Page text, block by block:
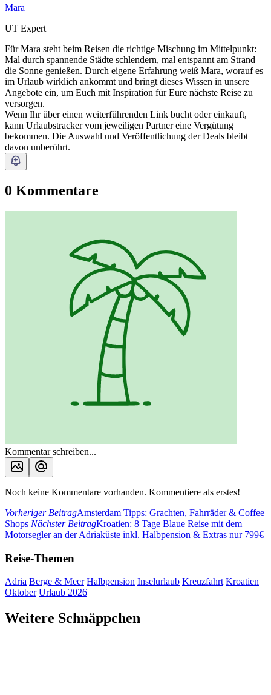
Mara
UT Expert
Für Mara steht beim Reisen die richtige Mischung im Mittelpunkt:
Mal durch spannende Städte schlendern, mal entspannt am Strand
die Sonne genießen. Durch eigene Erfahrung weiß Mara, worauf es
im Urlaub wirklich ankommt und bringt dieses Wissen in unsere
Angebote ein, um Euch mit Inspiration für Eure nächste Reise zu
versorgen.
Wenn Ihr über einen weiterführenden Link bucht oder einkauft,
kann Urlaubstracker vom jeweiligen Partner eine Vergütung
bekommen. Die Auswahl und Veröffentlichung der Deals bleibt
davon unberührt.
0 Kommentare
Kommentar schreiben...
Noch keine Kommentare vorhanden. Kommentiere als erstes!
Vorheriger BeitragAmsterdam Tipps: Grachten, Fahrräder & Coffee
Shops Nächster BeitragKroatien: 8 Tage Blaue Reise mit dem
Motorsegler an der Adriaküste inkl. Halbpension & Extras nur 799€
Reise-Themen
Adria Berge & Meer Halbpension Inselurlaub Kreuzfahrt Kroatien
Oktober Urlaub 2026
Weitere Schnäppchen